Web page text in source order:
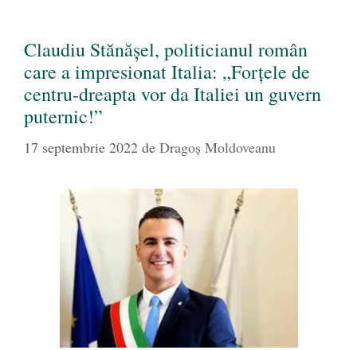
Claudiu Stănășel, politicianul român
care a impresionat Italia: „Forțele de
centru-dreapta vor da Italiei un guvern
puternic!”
17 septembrie 2022 de Dragoş Moldoveanu